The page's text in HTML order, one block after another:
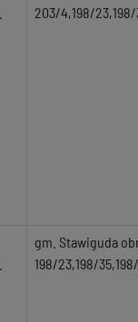
203/4,198/
gm. Stawiguda
198/23,198/